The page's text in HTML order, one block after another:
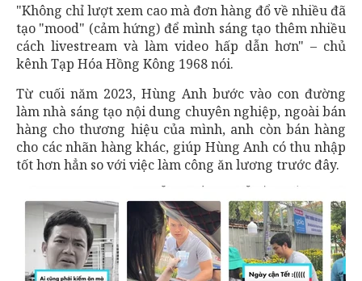
"Không chỉ lượt xem cao mà đơn hàng đổ về nhiều đã
tạo "mood" (cảm hứng) để mình sáng tạo thêm nhiều
cách livestream và làm video hấp dẫn hơn" – chủ
kênh Tạp Hóa Hồng Kông 1968 nói.
Từ cuối năm 2023, Hùng Anh bước vào con đường
làm nhà sáng tạo nội dung chuyên nghiệp, ngoài bán
hàng cho thương hiệu của mình, anh còn bán hàng
cho các nhãn hàng khác, giúp Hùng Anh có thu nhập
tốt hơn hẳn so với việc làm công ăn lương trước đây.